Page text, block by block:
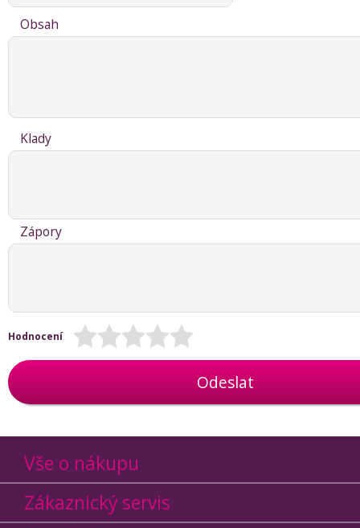
Obsah
Klady
Zápory
Hodnocení
Odeslat
Vše o nákupu
Zákaznický servis